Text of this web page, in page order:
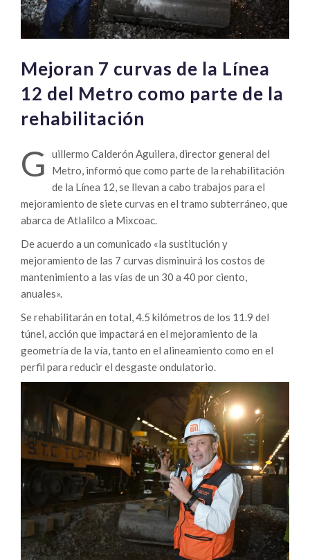
Mejoran 7 curvas de la Línea
12 del Metro como parte de la
rehabilitación
G
uillermo Calderón Aguilera, director general del
Metro, informó que como parte de la rehabilitación
de la Línea 12, se llevan a cabo trabajos para el
mejoramiento de siete curvas en el tramo subterráneo, que
abarca de Atlalilco a Mixcoac.
De acuerdo a un comunicado «la sustitución y
mejoramiento de las 7 curvas disminuirá los costos de
mantenimiento a las vías de un 30 a 40 por ciento,
anuales».
Se rehabilitarán en total, 4.5 kilómetros de los 11.9 del
túnel, acción que impactará en el mejoramiento de la
geometría de la vía, tanto en el alineamiento como en el
perfil para reducir el desgaste ondulatorio.